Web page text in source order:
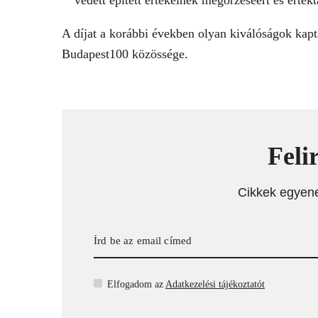
A díjat a korábbi években olyan kiválóságok
Budapest100 közössége.
Cikkek
Elfogadom az Adatkezelési tájékoztatót